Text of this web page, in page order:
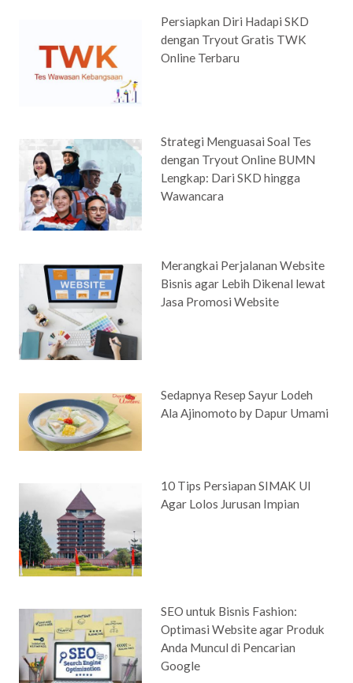
Persiapkan Diri Hadapi SKD
dengan Tryout Gratis TWK
Online Terbaru
Strategi Menguasai Soal Tes
dengan Tryout Online BUMN
Lengkap: Dari SKD hingga
Wawancara
Merangkai Perjalanan Website
Bisnis agar Lebih Dikenal lewat
Jasa Promosi Website
Sedapnya Resep Sayur Lodeh
Ala Ajinomoto by Dapur Umami
10 Tips Persiapan SIMAK UI
Agar Lolos Jurusan Impian
SEO untuk Bisnis Fashion:
Optimasi Website agar Produk
Anda Muncul di Pencarian
Google